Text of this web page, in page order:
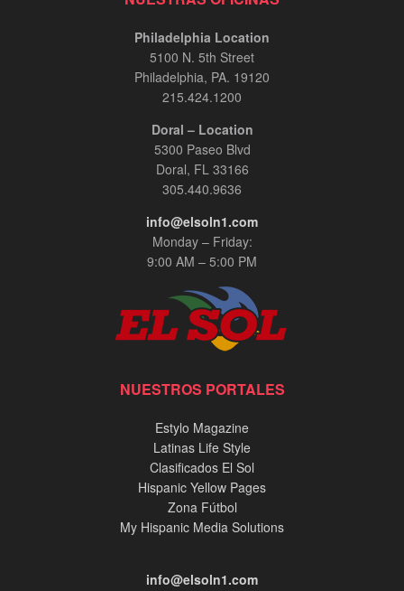
Philadelphia Location
5100 N. 5th Street
Philadelphia, PA. 19120
215.424.1200
Doral – Location
5300 Paseo Blvd
Doral, FL 33166
305.440.9636
info@elsoln1.com
Monday – Friday:
9:00 AM – 5:00 PM
NUESTROS PORTALES
Estylo Magazine
Latinas Life Style
Clasificados El Sol
Hispanic Yellow Pages
Zona Fútbol
My Hispanic Media Solutions
info@elsoln1.com